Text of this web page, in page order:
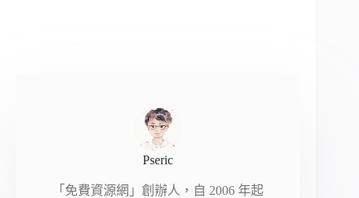
Pseric
「免費資源網」創辦人，自 2006 年起